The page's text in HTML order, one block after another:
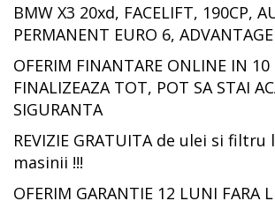
BMW X3 20xd, FACELIFT, 190CP,
PERMANENT EURO 6,
OFERIM FINANTARE ONLINE IN
FINALIZEAZA TOT, POT SA STAI
SIGURANTA
REVIZIE GRATUITA de ulei si
masinii !!!
OFERIM GARANTIE 12 LUNI FARA